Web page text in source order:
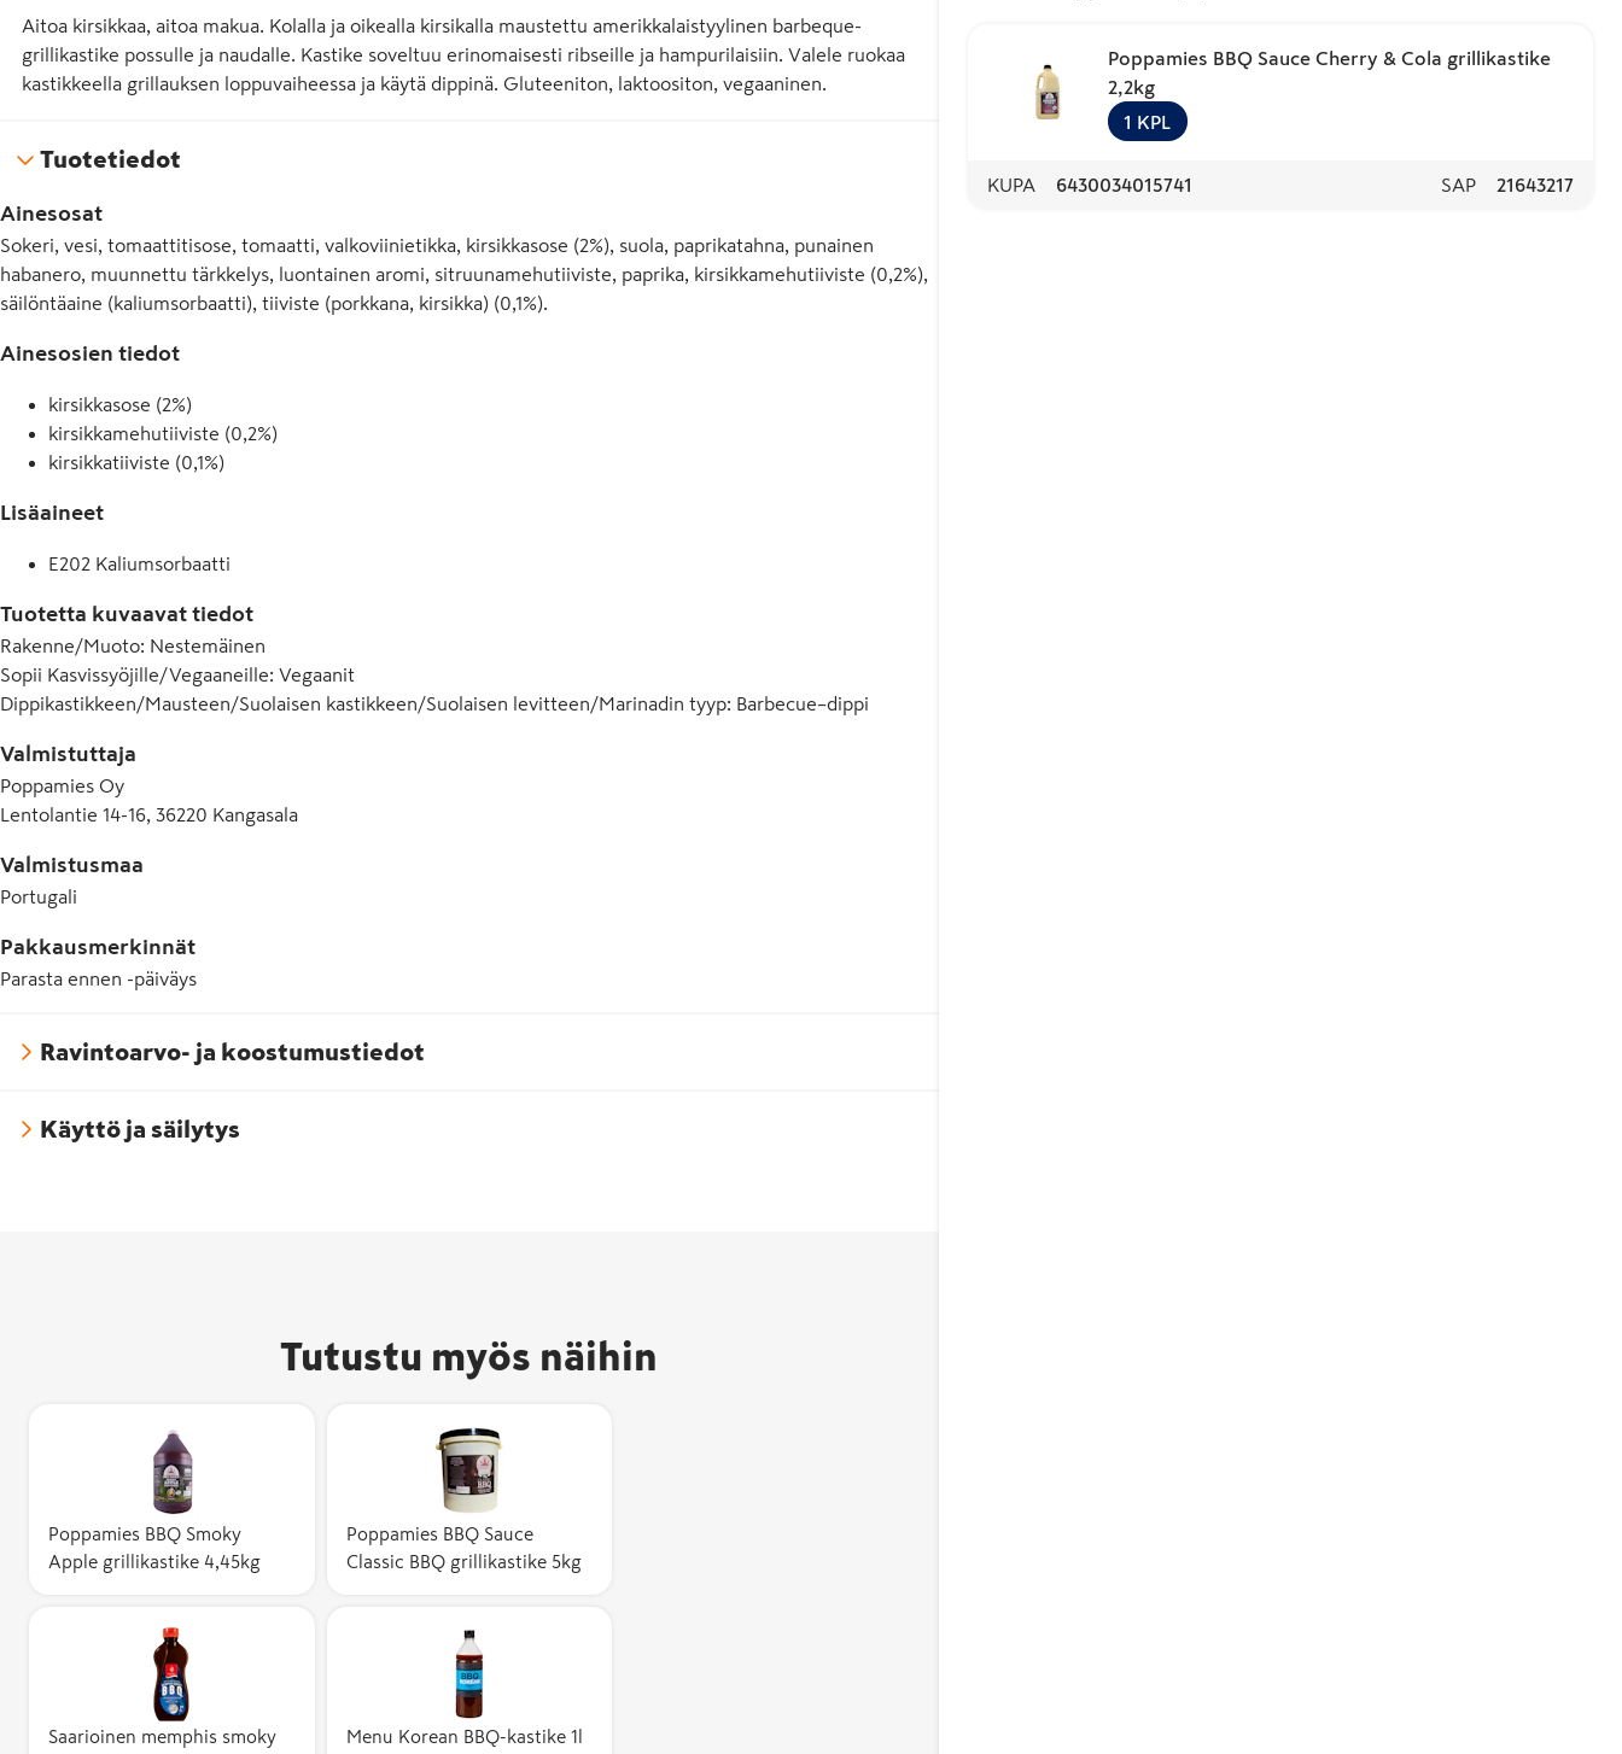
Aitoa kirsikkaa, aitoa makua. Kolalla ja oikealla kirsikalla maustettu amerikkalaistyylinen barbeque-
grillikastike possulle ja naudalle. Kastike soveltuu erinomaisesti ribseille ja hampurilaisiin. Valele ruokaa
kastikkeella grillauksen loppuvaiheessa ja käytä dippinä. Gluteeniton, laktoositon, vegaaninen.
Tuotetiedot
Ainesosat
Sokeri, vesi, tomaattitisose, tomaatti, valkoviinietikka, kirsikkasose (2%), suola, paprikatahna, punainen
habanero, muunnettu tärkkelys, luontainen aromi, sitruunamehutiiviste, paprika, kirsikkamehutiiviste (0,2%),
säilöntäaine (kaliumsorbaatti), tiiviste (porkkana, kirsikka) (0,1%).
Ainesosien tiedot
kirsikkasose (2%)
kirsikkamehutiiviste (0,2%)
kirsikkatiiviste (0,1%)
Lisäaineet
E202 Kaliumsorbaatti
Tuotetta kuvaavat tiedot
Rakenne/Muoto: Nestemäinen
Sopii Kasvissyöjille/Vegaaneille: Vegaanit
Dippikastikkeen/Mausteen/Suolaisen kastikkeen/Suolaisen levitteen/Marinadin tyyp: Barbecue–dippi
Valmistuttaja
Poppamies Oy
Lentolantie 14-16, 36220 Kangasala
Valmistusmaa
Portugali
Pakkausmerkinnät
Parasta ennen -päiväys
Ravintoarvo- ja koostumustiedot
Käyttö ja säilytys
Tutustu myös näihin
Poppamies BBQ Smoky
Apple grillikastike 4,45kg
Poppamies BBQ Sauce
Classic BBQ grillikastike 5kg
Saarioinen memphis smoky
Avainlippu-merkki
kertoo, että tuote on
valmistettu Suomessa
ja sen
Kotimaisuusaste
kuvaa suomalaisten
kustannusten osuutta
tuotteen
Menu Korean BBQ-kastike 1l
Poppamies BBQ Sauce Cherry & Cola grillikastike
2,2kg
1 KPL
KUPA 6430034015741 SAP 21643217